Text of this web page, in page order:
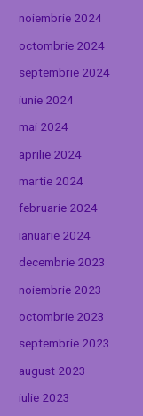
noiembrie 2024
octombrie 2024
septembrie 2024
iunie 2024
mai 2024
aprilie 2024
martie 2024
februarie 2024
ianuarie 2024
decembrie 2023
noiembrie 2023
octombrie 2023
septembrie 2023
august 2023
iulie 2023